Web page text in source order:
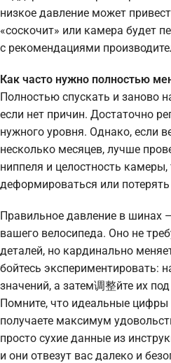
низкое давление может
«соскочит» или камера будет
с рекомендациями
Как часто нужно полностью
Полностью спускать и заново
если нет причин. Достаточно
нужного уровня. Однако, если
несколько месяцев, лучше
ниппеля и целостность
деформироваться или потерять
Правильное давление в шинах
вашего велосипеда. Оно не
деталей, но кардинально
бойтесь экспериментировать:
значений, а затем调整йте их
Помните, что идеальные
получаете максимум
просто сухие данные из
и они отвезут вас далеко и